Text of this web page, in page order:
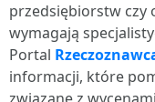
przedsiębiorstw czy
wymagają
Portal
informacji, które